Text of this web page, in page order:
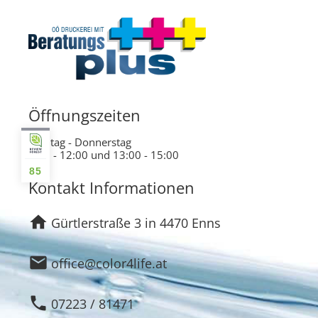
Öffnungszeiten
Montag - Donnerstag
9:00 - 12:00 und 13:00 - 15:00
Kontakt Informationen
home Gürtlerstraße 3 in 4470 Enns
emailoffice@color4life.at
phone 07223 / 81471
85